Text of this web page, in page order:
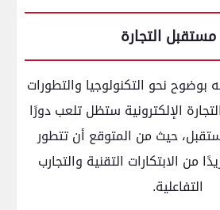
مستقبل التجارة
بوضوح نحو التكنولوجيا والتطورات
الإلكترونية ستظل تلعب دورًا
حيث من المتوقع أن تتطور
من الابتكارات التقنية والتجارب
التفاعلية.